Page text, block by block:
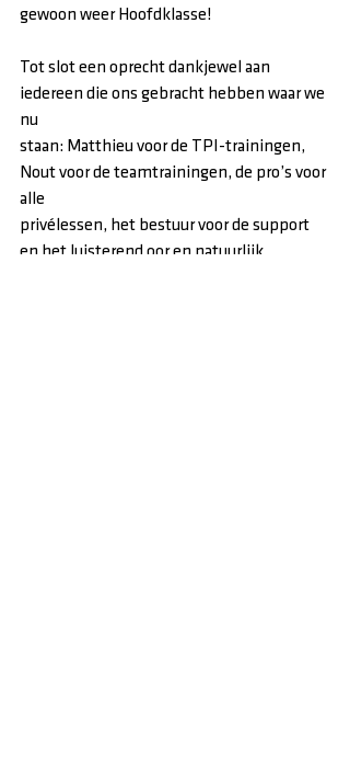
gewoon weer Hoofdklasse!
Tot slot een oprecht dankjewel aan
iedereen die ons gebracht hebben waar we
nu
staan: Matthieu voor de TPI-trainingen,
Nout voor de teamtrainingen, de pro’s voor
alle
privélessen, het bestuur voor de support
en het luisterend oor en natuurlijk